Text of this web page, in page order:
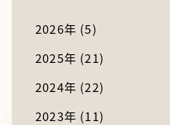
2026年 (5)
2025年 (21)
2024年 (22)
2023年 (11)